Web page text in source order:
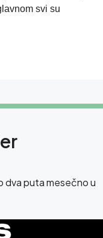
svi su
dva puta mesečno u